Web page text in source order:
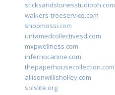
sticksandstonesstudiooh.com
walkers-treeservice.com
shopmossi.com
untamedcollectivesd.com
mxpwellness.com
infernocanine.com
thepaperhousecollection.com
allisonwillisholley.com
solslite.org